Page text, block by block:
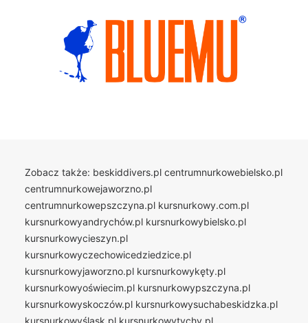
Zobacz także: beskiddivers.pl centrumnurkowebielsko.pl
centrumnurkowejaworzno.pl
centrumnurkowepszczyna.pl kursnurkowy.com.pl
kursnurkowyandrychów.pl kursnurkowybielsko.pl
kursnurkowycieszyn.pl
kursnurkowyczechowicedziedzice.pl
kursnurkowyjaworzno.pl kursnurkowykęty.pl
kursnurkowyoświecim.pl kursnurkowypszczyna.pl
kursnurkowyskoczów.pl kursnurkowysuchabeskidzka.pl
kursnurkowyśląsk.pl kursnurkowytychy.pl